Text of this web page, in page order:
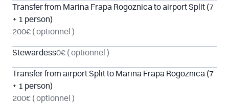
Transfer from Marina Frapa Rogoznica to airport Split (7
+ 1 person)
200€ ( optionnel )
Stewardess0€ ( optionnel )
Transfer from airport Split to Marina Frapa Rogoznica (7
+ 1 person)
200€ ( optionnel )